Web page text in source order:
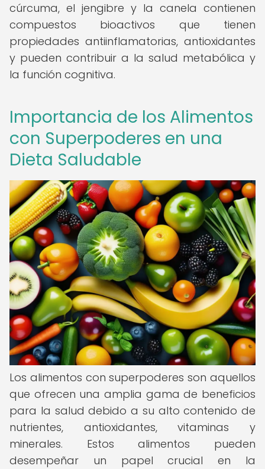
cúrcuma, el jengibre y la canela contienen
compuestos bioactivos que tienen
propiedades antiinflamatorias, antioxidantes
y pueden contribuir a la salud metabólica y
la función cognitiva.
Importancia de los Alimentos
con Superpoderes en una
Dieta Saludable
Los alimentos con superpoderes son aquellos
que ofrecen una amplia gama de beneficios
para la salud debido a su alto contenido de
nutrientes, antioxidantes, vitaminas y
minerales. Estos alimentos pueden
desempeñar un papel crucial en la